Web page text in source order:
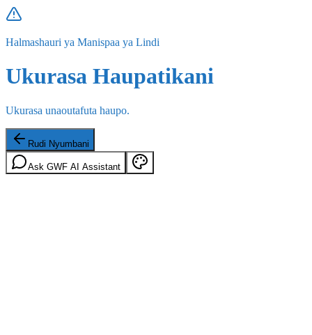
Halmashauri ya Manispaa ya Lindi
Ukurasa Haupatikani
Ukurasa unaoutafuta haupo.
Rudi Nyumbani
Ask GWF AI Assistant